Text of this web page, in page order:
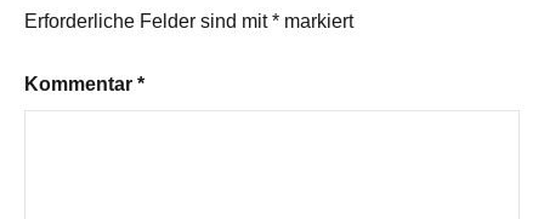
Erforderliche Felder sind mit* markiert
Kommentar *